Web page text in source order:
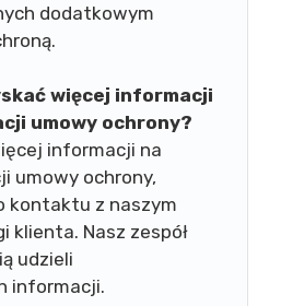
dodatkowym
więcej informacji
umowy ochrony?
informacji na
umowy ochrony,
kontaktu z naszym
klienta. Nasz zespół
udzieli
informacji.